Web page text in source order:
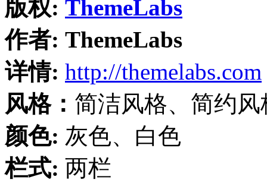
版权: ThemeLabs
作者: ThemeLabs
详情: http://themelabs.com
风格： 简洁风格、简约风
颜色: 灰色、白色
栏式: 两栏